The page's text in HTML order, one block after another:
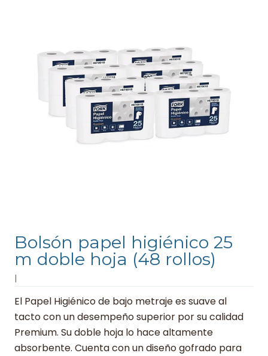
Bolsón papel higiénico 25
m doble hoja (48 rollos)
|
El Papel Higiénico de bajo metraje es suave al
tacto con un desempeño superior por su calidad
Premium. Su doble hoja lo hace altamente
absorbente. Cuenta con un diseño gofrado para